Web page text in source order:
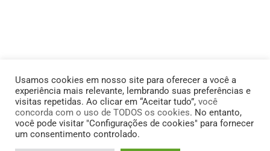
© 2025 Cursinho da Poli. Fundação PoliSaber |
11.905.215/0001-78
Usamos cookies em nosso site para oferecer a você a
experiência mais relevante, lembrando suas preferências e
visitas repetidas. Ao clicar em “Aceitar tudo”, você
concorda com o uso de TODOS os cookies. No entanto,
você pode visitar "Configurações de cookies" para fornecer
um consentimento controlado.